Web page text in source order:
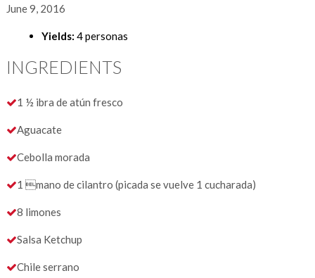
June 9, 2016
Yields: 4 personas
INGREDIENTS
1 ½ ibra de atún fresco
Aguacate
Cebolla morada
1 mano de cilantro (picada se vuelve 1 cucharada)
8 limones
Salsa Ketchup
Chile serrano